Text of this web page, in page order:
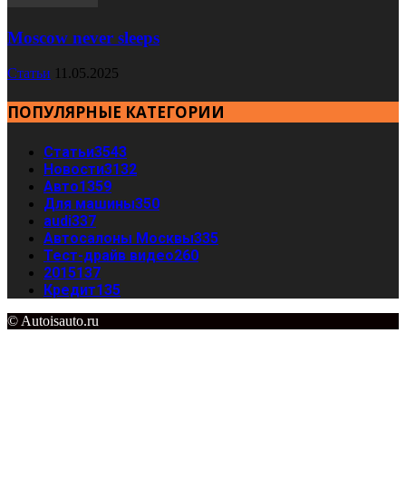
Moscow never sleeps
Статьи 11.05.2025
ПОПУЛЯРНЫЕ КАТЕГОРИИ
Статьи3543
Новости3132
Авто1359
Для машины350
audi337
Автосалоны Москвы335
Тест-драйв видео260
2015137
Кредит135
© Autoisauto.ru